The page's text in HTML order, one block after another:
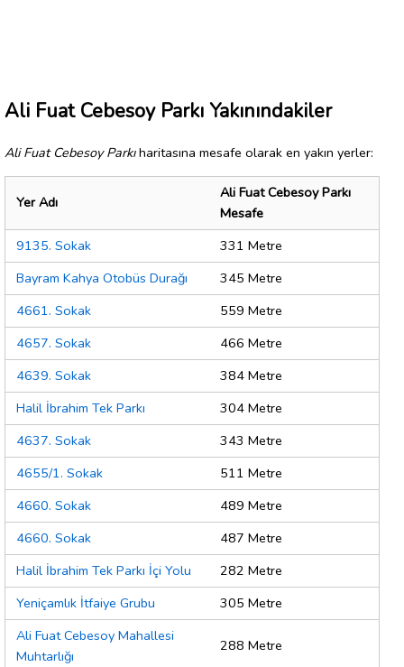
Ali Fuat Cebesoy Parkı Yakınındakiler
Ali Fuat Cebesoy Parkıharitasına mesafe olarak en yakın yerler:
Yer Adı
Ali Fuat Cebesoy Parkı
Mesafe
9135. Sokak
331 Metre
Bayram Kahya Otobüs Durağı
345 Metre
4661. Sokak
559 Metre
4657. Sokak
466 Metre
4639. Sokak
384 Metre
Halil İbrahim Tek Parkı
304 Metre
4637. Sokak
343 Metre
4655/1. Sokak
511 Metre
4660. Sokak
489 Metre
4660. Sokak
487 Metre
Halil İbrahim Tek Parkı İçi Yolu
282 Metre
Yeniçamlık İtfaiye Grubu
305 Metre
Ali Fuat Cebesoy Mahallesi
Muhtarlığı
288 Metre